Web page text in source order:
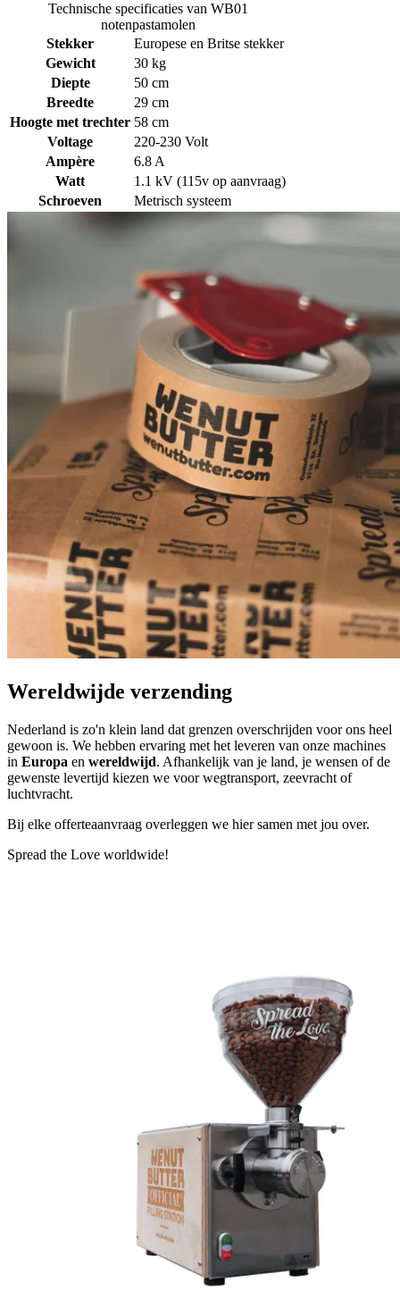
Stekker
Europese en Britse stekker
Gewicht
30 kg
Diepte
50 cm
Breedte
29 cm
Hoogte met trechter 58 cm
Voltage
220-230 Volt
Ampère
6.8 A
Watt
1.1 kV (115v op aanvraag)
Schroeven
Metrisch systeem
Technische specificaties van WB01
notenpastamolen
Wereldwijde verzending
Nederland is zo'n klein land dat grenzen overschrijden voor ons heel
gewoon is. We hebben ervaring met het leveren van onze machines
in Europa en wereldwijd. Afhankelijk van je land, je wensen of de
gewenste levertijd kiezen we voor wegtransport, zeevracht of
luchtvracht.
Bij elke offerteaanvraag overleggen we hier samen met jou over.
Spread the Love worldwide!